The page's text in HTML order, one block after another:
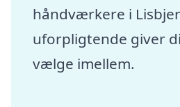
håndværkere i
uforpligtende giver
vælge imellem.